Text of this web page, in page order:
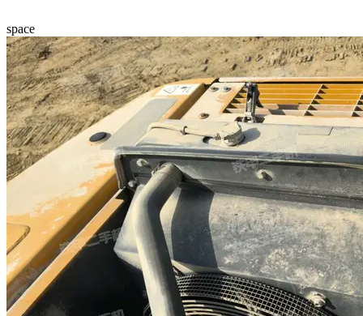
space